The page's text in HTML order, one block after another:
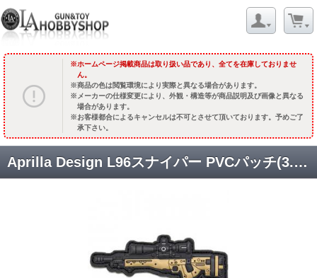
ホームページ掲載商品は取り扱い品であり、全てを在庫しておりませ
ん。
商品の色は閲覧環境により実際と異なる場合があります。
メーカーの仕様変更により、外観・構造等が商品説明及び画像と異なる
場合があります。
お客様都合によるキャンセルは不可とさせて頂いております。予めご了
承下さい。
Aprilla Design L96スナイパー PVCパッチ(3.5x10.5cm) [TAG-PAI-AE] [取寄]